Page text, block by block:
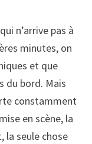
n’arrive pas à
minutes, on
et que
du bord. Mais
constamment
en scène, la
la seule chose